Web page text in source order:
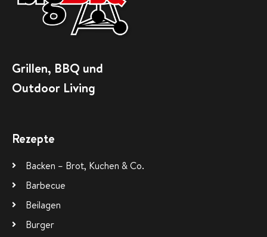
Grillen, BBQ und
Outdoor Living
Rezepte
Backen – Brot, Kuchen & Co.
Barbecue
Beilagen
Burger